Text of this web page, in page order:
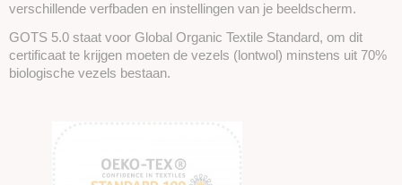
verschillende verfbaden en instellingen van je beeldscherm.
GOTS 5.0 staat voor Global Organic Textile Standard, om dit
certificaat te krijgen moeten de vezels (lontwol) minstens uit 70%
biologische vezels bestaan.